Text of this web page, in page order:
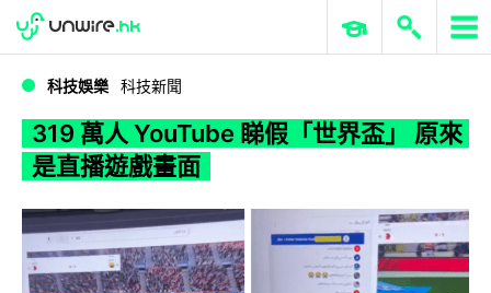
WWDC 2026 ERP 與商業 AI
科技娛樂 科技新聞
319 萬人 YouTube 睇假「世界盃」 原來
是直播遊戲畫面